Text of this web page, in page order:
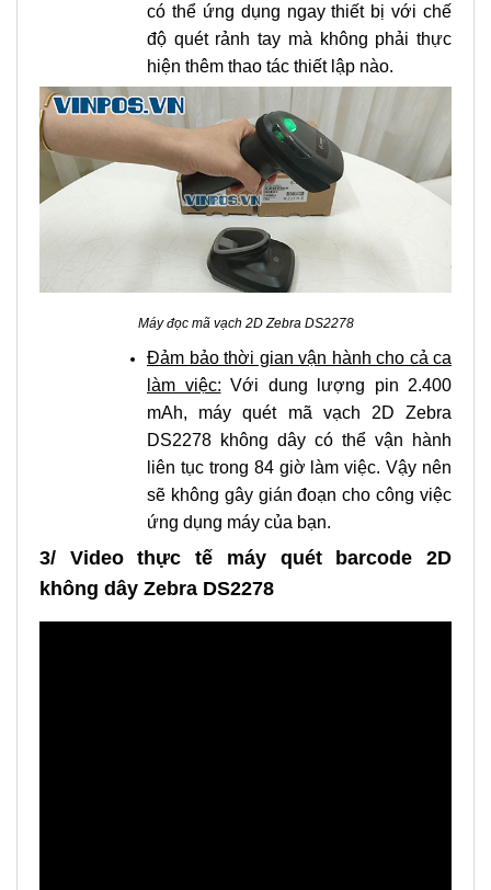
có thể ứng dụng ngay thiết bị với chế
độ quét rảnh tay mà không phải thực
hiện thêm thao tác thiết lập nào.
Máy đọc mã vạch 2D Zebra DS2278
Đảm bảo thời gian vận hành cho cả ca
làm việc: Với dung lượng pin 2.400
mAh, máy quét mã vạch 2D Zebra
DS2278 không dây có thể vận hành
liên tục trong 84 giờ làm việc. Vậy nên
sẽ không gây gián đoạn cho công việc
ứng dụng máy của bạn.
3/ Video thực tế máy quét barcode 2D
không dây Zebra DS2278